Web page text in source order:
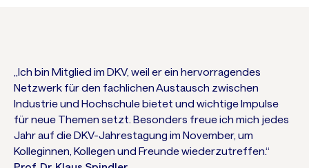
„Ich bin Mitglied im DKV, weil er ein hervorragendes
Netzwerk für den fachlichen Austausch zwischen
Industrie und Hochschule bietet und wichtige Impulse
für neue Themen setzt. Besonders freue ich mich jedes
Jahr auf die DKV-Jahrestagung im November, um
Kolleginnen, Kollegen und Freunde wiederzutreffen.“